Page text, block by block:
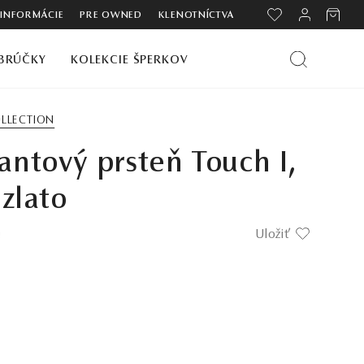
PRE OWNED KLENOTNÍCTVA
KOLEKCIE ŠPERKOV
prsteň Touch I,
Uložiť